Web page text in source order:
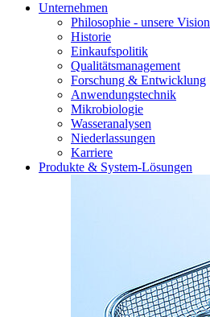
Unternehmen
Philosophie - unsere Vision
Historie
Einkaufspolitik
Qualitätsmanagement
Forschung & Entwicklung
Anwendungstechnik
Mikrobiologie
Wasseranalysen
Niederlassungen
Karriere
Produkte & System-Lösungen